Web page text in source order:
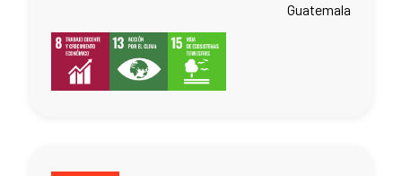
Guatemala